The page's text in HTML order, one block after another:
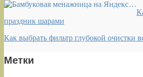
праздник шарами
Как выбрать фильтр глубокой очистки
Метки